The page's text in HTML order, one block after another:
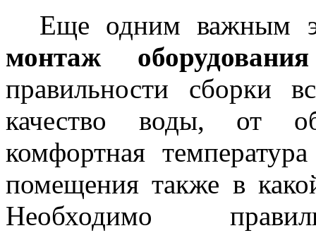
Еще одним важным
монтаж
правильности сборки
качество воды, от
комфортная
помещения также в
Необходимо